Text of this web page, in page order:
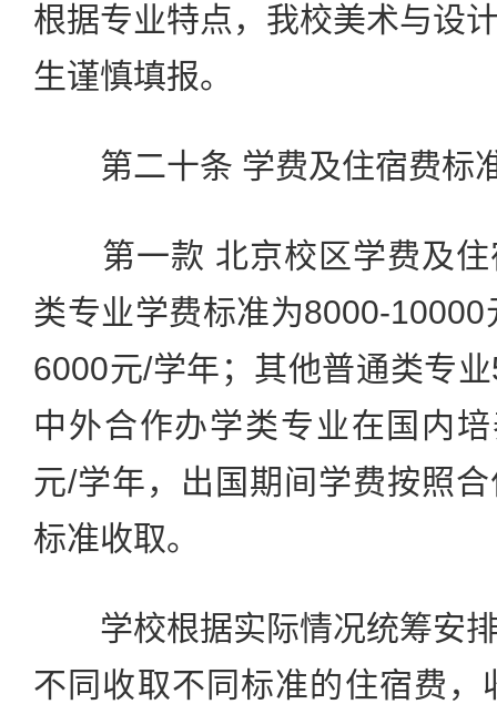
根据专业特点，我校美术与设
生谨慎填报。
第二十条 学费及住宿费标
第一款 北京校区学费及住
类专业学费标准为8000-
6000元/学年；其他普通类专
中外合作办学类专业在国内
元/学年，出国期间学费按照
标准收取。
学校根据实际情况统筹安排
不同收取不同标准的住宿费，